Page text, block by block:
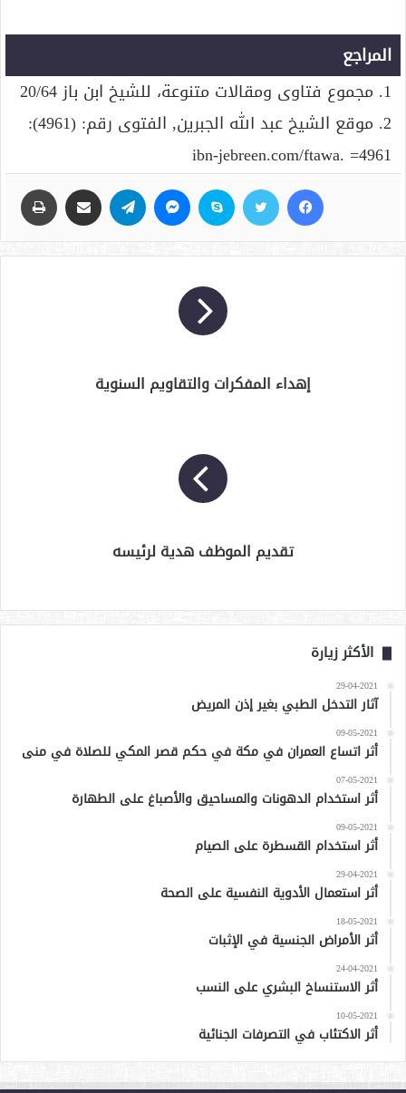
المراجع
1. مجموع فتاوى ومقالات متنوعة، للشيخ ابن باز 20/64
2. موقع الشيخ عبد الله الجبرين, الفتوى رقم: (4961):
ibn-jebreen.com/ftawa. =4961
إهداء المفكرات والتقاويم السنوية
تقديم الموظف هدية لرئيسه
الأكثر زيارة
29-04-2021
آثار التدخل الطبي بغير إذن المريض
09-05-2021
أثر اتساع العمران في مكة في حكم قصر المكي للصلاة في منى
07-05-2021
أثر استخدام الدهونات والمساحيق والأصباغ على الطهارة
09-05-2021
أثر استخدام القسطرة على الصيام
29-04-2021
أثر استعمال الأدوية النفسية على الصحة
18-05-2021
أثر الأمراض الجنسية في الإثبات
24-04-2021
أثر الاستنساخ البشري على النسب
10-05-2021
أثر الاكتئاب في التصرفات الجنائية